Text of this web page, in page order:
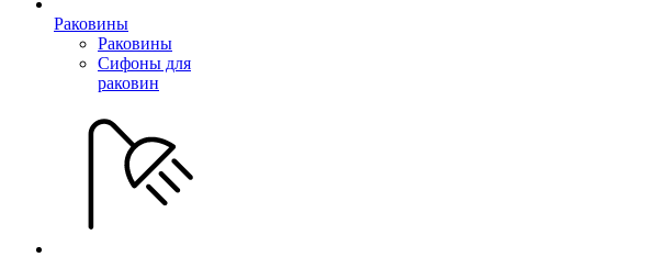
Раковины
Раковины
Сифоны для
раковин